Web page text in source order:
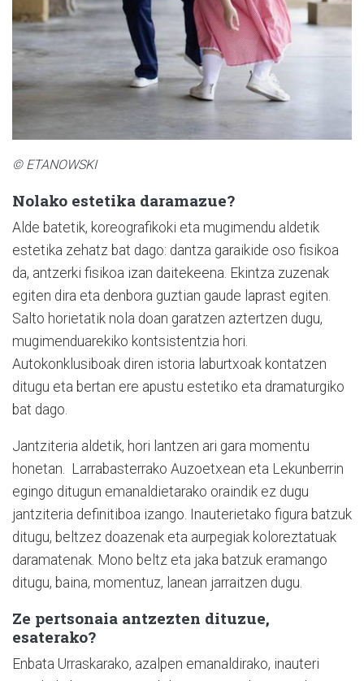
© ETANOWSKI
Nolako estetika daramazue?
Alde batetik, koreografikoki eta mugimendu aldetik
estetika zehatz bat dago: dantza garaikide oso fisikoa
da, antzerki fisikoa izan daitekeena. Ekintza zuzenak
egiten dira eta denbora guztian gaude laprast egiten.
Salto horietatik nola doan garatzen aztertzen dugu,
mugimenduarekiko kontsistentzia hori.
Autokonklusiboak diren istoria laburtxoak kontatzen
ditugu eta bertan ere apustu estetiko eta dramaturgiko
bat dago.
Jantziteria aldetik, hori lantzen ari gara momentu
honetan. Larrabasterrako Auzoetxean eta Lekunberrin
egingo ditugun emanaldietarako oraindik ez dugu
jantziteria definitiboa izango. Inauterietako figura batzuk
ditugu, beltzez doazenak eta aurpegiak koloreztatuak
daramatenak. Mono beltz eta jaka batzuk eramango
ditugu, baina, momentuz, lanean jarraitzen dugu.
Ze pertsonaia antzezten dituzue,
esaterako?
Enbata Urraskarako, azalpen emanaldirako, inauteri